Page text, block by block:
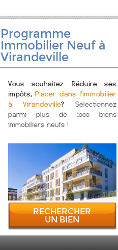
Programme
Immobilier Neuf à
Virandeville
Vous souhaitez Réduire ses
impôts,Placer dans l'immobilier
à Virandeville?Sélectionnez
parmi plus de 1000 biens
immobiliers neufs !
RECHERCHER
UN BIEN